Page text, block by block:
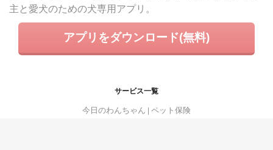
主と愛犬のための犬専用アプリ。
アプリをダウンロード(無料)
サービス一覧
今日のわんちゃん ペット保険